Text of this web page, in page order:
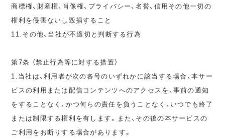
商標権、財産権、肖像権、プライバシー、名誉、信用その他一切の
権利を侵害ないし毀損すること
11.その他、当社が不適切と判断する行為
第7条 （禁止行為等に対する措置）
1.当社は、利用者が次の各号のいずれかに該当する場合、本サー
ビスの利用または配信コンテンツへのアクセスを、事前の通知
をすることなく、かつ何らの責任を負うことなく、いつでも終了
または制限する権利を有します。また、その後の本サービスの
ご利用をお断りする場合があります。